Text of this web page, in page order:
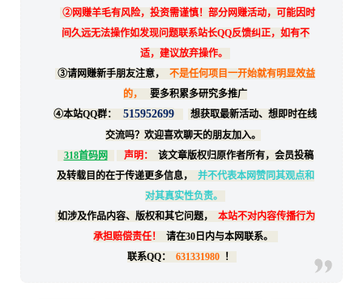
②网赚羊毛有风险，投资需谨慎！部分网赚活动，可能因时
间久远无法操作如发现问题联系站长QQ反馈纠正，如有不
适，建议放弃操作。
③请网赚新手朋友注意，
不是任何项目一开始就有明显效益
的，
要多积累多研究多推广
④本站QQ群：
515952699
想获取最新活动、想即时在线
交流吗？欢迎喜欢聊天的朋友加入。
318首码网
声明：
该文章版权归原作者所有，会员投稿
及转载目的在于传递更多信息，
并不代表本网赞同其观点和
对其真实性负责。
如涉及作品内容、版权和其它问题，
本站不对内容传播行为
承担赔偿责任！
请在30日内与本网联系。
联系QQ：
631331980 ！